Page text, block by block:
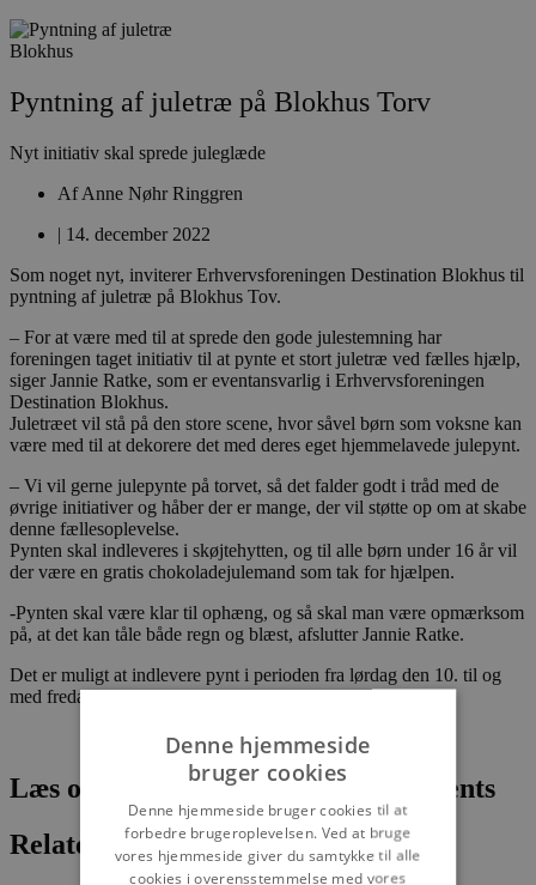
Blokhus
Pyntning af juletræ på Blokhus Torv
Nyt initiativ skal sprede juleglæde
AfAnne Nøhr Ringgren
| 14. december 2022
Som noget nyt, inviterer Erhvervsforeningen Destination Blokhus til
pyntning af juletræ på Blokhus Tov.
– For at være med til at sprede den gode julestemning har
foreningen taget initiativ til at pynte et stort juletræ ved fælles hjælp,
siger Jannie Ratke, som er eventansvarlig i Erhvervsforeningen
Destination Blokhus.
Juletræet vil stå på den store scene, hvor såvel børn som voksne kan
være med til at dekorere det med deres eget hjemmelavede julepynt.
– Vi vil gerne julepynte på torvet, så det falder godt i tråd med de
øvrige initiativer og håber der er mange, der vil støtte op om at skabe
denne fællesoplevelse.
Pynten skal indleveres i skøjtehytten, og til alle børn under 16 år vil
der være en gratis chokoladejulemand som tak for hjælpen.
-Pynten skal være klar til ophæng, og så skal man være opmærksom
på, at det kan tåle både regn og blæst, afslutter Jannie Ratke.
Det er muligt at indlevere pynt i perioden fra lørdag den 10. til og
med fredag den 23. december.
Læs om fantastiske oplevelser og events
Relaterede artikler
Denne hjemmeside
bruger cookies
Denne hjemmeside bruger cookies til at
forbedre brugeroplevelsen. Ved at bruge
vores hjemmeside giver du samtykke til alle
cookies i overensstemmelse med vores